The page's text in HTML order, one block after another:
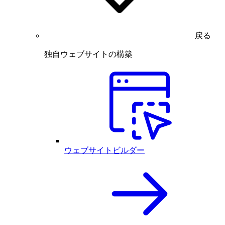
戻る
独自ウェブサイトの構築
ウェブサイトビルダー